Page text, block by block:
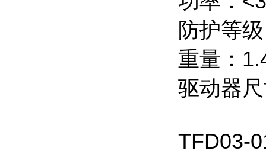
防护等
重量：
驱动器
TFD03-